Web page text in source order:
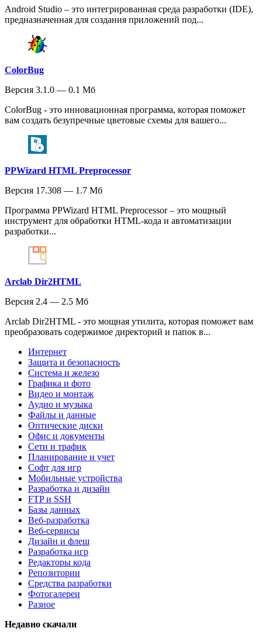
Android Studio – это интегрированная среда разработки (IDE),
предназначенная для создания приложений под...
ColorBug
Версия 3.1.0 — 0.1 Мб
ColorBug - это инновационная программа, которая поможет
вам создать безупречные цветовые схемы для вашего...
PPWizard HTML Preprocessor
Версия 17.308 — 1.7 Мб
Программа PPWizard HTML Preprocessor – это мощный
инструмент для обработки HTML-кода и автоматизации
разработки...
Arclab Dir2HTML
Версия 2.4 — 2.5 Мб
Arclab Dir2HTML - это мощная утилита, которая поможет вам
преобразовать содержимое директорий и папок в...
Интернет
Защита и безопасность
Система и железо
Графика и фото
Видео и монтаж
Аудио и музыка
Файлы и данные
Оптические диски
Офис и документы
Сети и трафик
Планирование и учет
Софт для игр
Мобильные устройства
Разработка и дизайн
FTP и SSH
Базы данных
Веб-разработка
Веб-сервисы
Дизайн и флеш
Разработка игр
Редакторы кода
Репозитории
Средства разработки
Фотогалереи
Разное
Недавно скачали